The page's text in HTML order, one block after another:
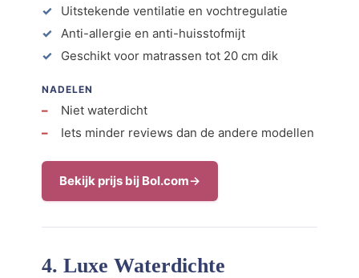
Uitstekende ventilatie en vochtregulatie
Anti-allergie en anti-huisstofmijt
Geschikt voor matrassen tot 20 cm dik
NADELEN
Niet waterdicht
Iets minder reviews dan de andere modellen
Bekijk prijs bij Bol.com
4. Luxe Waterdichte